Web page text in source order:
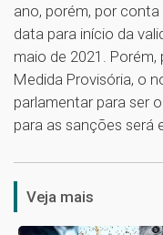
ano, porém, por
data para início da
maio de 2021.
Medida Provisória, o
parlamentar para ser
para as sanções será
Veja mais